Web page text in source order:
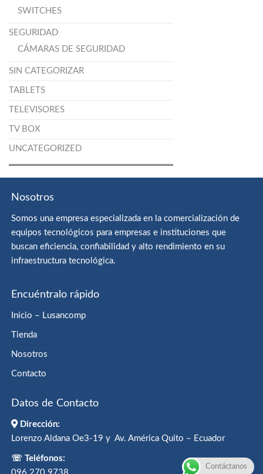
SWITCHES
SEGURIDAD
CÁMARAS DE SEGURIDAD
SIN CATEGORIZAR
TABLETS
TELEVISORES
TV BOX
UNCATEGORIZED
Nosotros
Somos una empresa especializada en la comercialización de
equipos tecnológicos para empresas e instituciones que
buscan eficiencia, confiabilidad y alto rendimiento en su
infraestructura tecnológica.
Encuéntralo rápido
Inicio – Lusancomp
Tienda
Nosotros
Contacto
Datos de Contacto
Dirección:
Lorenzo Aldana Oe3-19 y Av. América Quito – Ecuador
☏ Teléfonos:
Contáctanos